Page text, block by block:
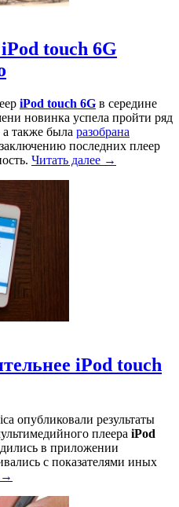
touch 6G
iPod touch 6G в середине
новинка успела пройти ряд
а также была разобрана
последних плеер
Читать далее →
iPod touch
опубликовали результаты
плеера iPod
в приложении
с показателями иных
→